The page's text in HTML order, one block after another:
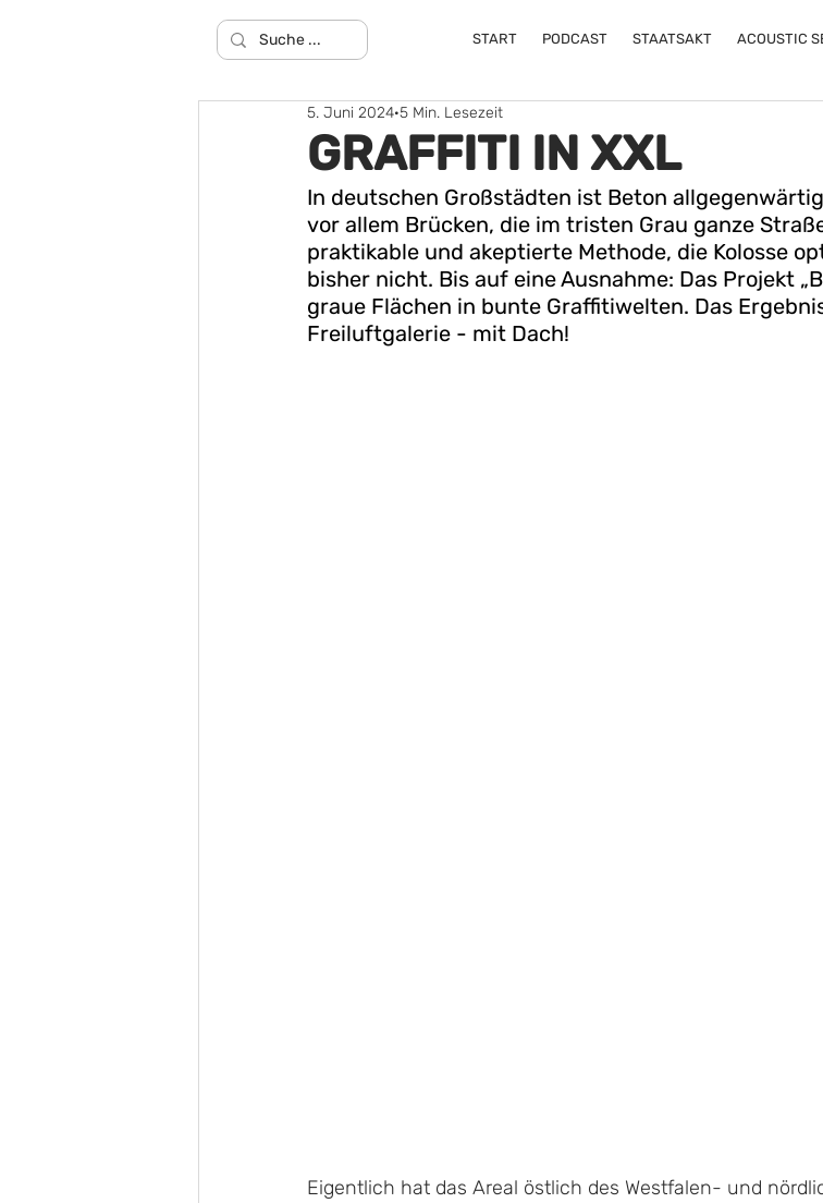
START PODCAST STAATSAKT ACOUSTIC
GRAFFITI IN XXL
5. Juni 2024 5 Min. Lesezeit
In deutschen Großstädten ist Beton
vor allem Brücken, die im tristen Grau ganze
praktikable und akeptierte Methode, die Kolosse
bisher nicht. Bis auf eine Ausnahme: Das Projekt
graue Flächen in bunte Graffitiwelten. Das
Freiluftgalerie - mit Dach!
Eigentlich hat das Areal östlich des Westfalen- und